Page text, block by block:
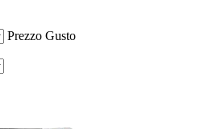
Prezzo Gusto